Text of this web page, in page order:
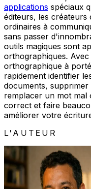
applications spéciaux
éditeurs, les créateurs
ordinaires à
sans passer
outils magiques sont
orthographiques.
orthographique à
rapidement identifier
documents, supprimer
remplacer un mot mal
correct et faire
améliorer votre
L'AUTEUR